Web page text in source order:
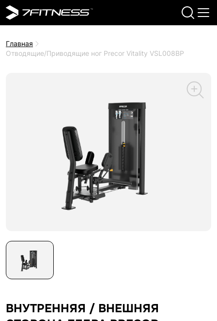
Главная
Отводящие/Приводящие ног Precor Vitality VSL008BP
ВНУТРЕННЯЯ / ВНЕШНЯЯ